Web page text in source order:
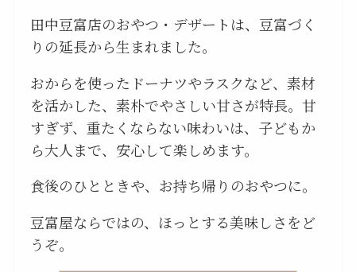
田中豆富店のおやつ・デザートは、豆富づく
りの延長から生まれました。
おからを使ったドーナツやラスクなど、素材
を活かした、素朴でやさしい甘さが特長。甘
すぎず、重たくならない味わいは、子どもか
ら大人まで、安心して楽しめます。
食後のひとときや、お持ち帰りのおやつに。
豆富屋ならではの、ほっとする美味しさをど
うぞ。